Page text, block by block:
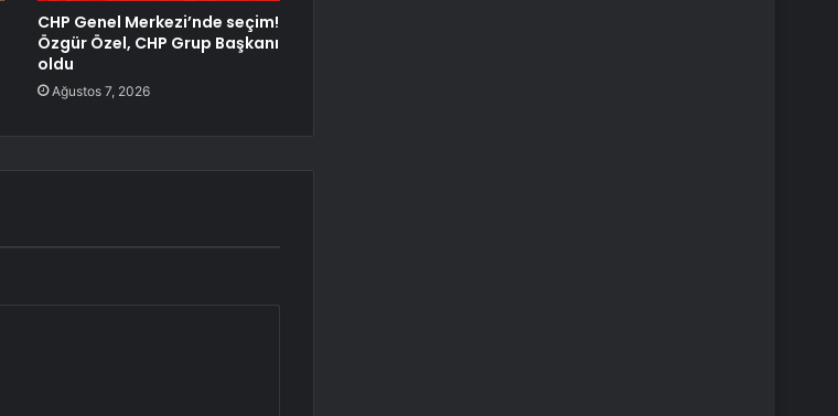
CHP Genel Merkezi’nde seçim!
Özgür Özel, CHP Grup Başkanı
oldu
Ağustos 7, 2026